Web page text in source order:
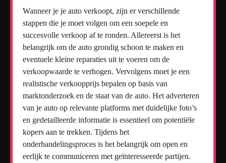
Wanneer je je auto verkoopt, zijn er verschillende
stappen die je moet volgen om een soepele en
succesvolle verkoop af te ronden. Allereerst is het
belangrijk om de auto grondig schoon te maken en
eventuele kleine reparaties uit te voeren om de
verkoopwaarde te verhogen. Vervolgens moet je een
realistische verkoopprijs bepalen op basis van
marktonderzoek en de staat van de auto. Het adverteren
van je auto op relevante platforms met duidelijke foto’s
en gedetailleerde informatie is essentieel om potentiële
kopers aan te trekken. Tijdens het
onderhandelingsproces is het belangrijk om open en
eerlijk te communiceren met geïnteresseerde partijen.